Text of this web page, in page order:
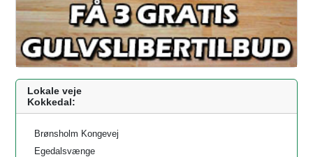
Lokale veje
Kokkedal:
Brønsholm Kongevej
Egedalsvænge